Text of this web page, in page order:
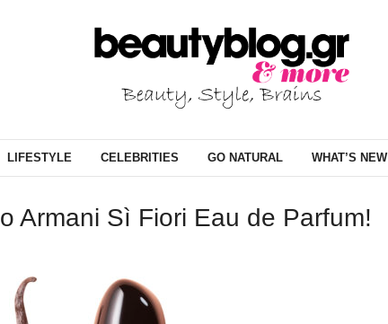
LIFESTYLE CELEBRITIES GO NATURAL WHAT’S NEW
Armani Sì Fiori Eau de Parfum!